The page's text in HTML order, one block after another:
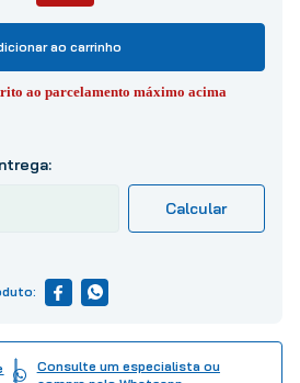
ao carrinho
ao parcelamento máximo acima
Consulte um especialista ou